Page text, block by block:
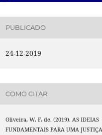
PUBLICADO
24-12-2019
COMO CITAR
Oliveira, W. F. de. (2019). AS IDEIAS
FUNDAMENTAIS PARA UMA